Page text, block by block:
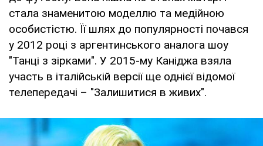
стала знаменитою моделлю та медійною
особистістю. Її шлях до популярності почався
у 2012 році з аргентинського аналога шоу
"Танці з зірками". У 2015-му Каніджа взяла
участь в італійській версії ще однієї відомої
телепередачі – "Залишитися в живих".